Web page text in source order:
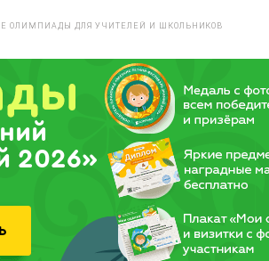
ОЛИМПИАДЫ ДЛЯ УЧИТЕЛЕЙ И ШКОЛЬНИКОВ
2026»